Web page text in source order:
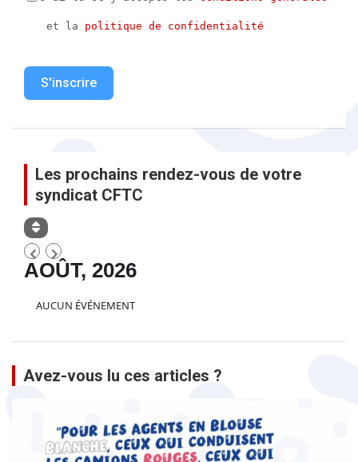
et la politique de confidentialité
S'inscrire
Les prochains rendez-vous de votre
syndicat CFTC
AOÛT, 2026
AUCUN ÉVÉNEMENT
Avez-vous lu ces articles ?